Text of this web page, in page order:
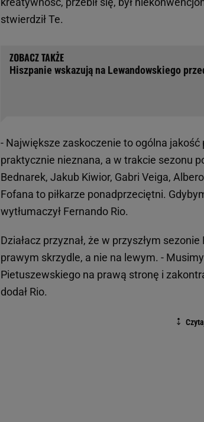
stwierdził Te.
Hiszpanie wskazują na Lewandowskiego
- Największe zaskoczenie to ogólna jakość
praktycznie nieznana, a w trakcie sezonu
Bednarek, Jakub Kiwior, Gabri Veiga,
Fofana to piłkarze ponadprzeciętni.
wytłumaczył Fernando Rio.
Działacz przyznał, że w przyszłym
prawym skrzydle, a nie na lewym. -
Pietuszewskiego na prawą stronę i
dodał Rio.